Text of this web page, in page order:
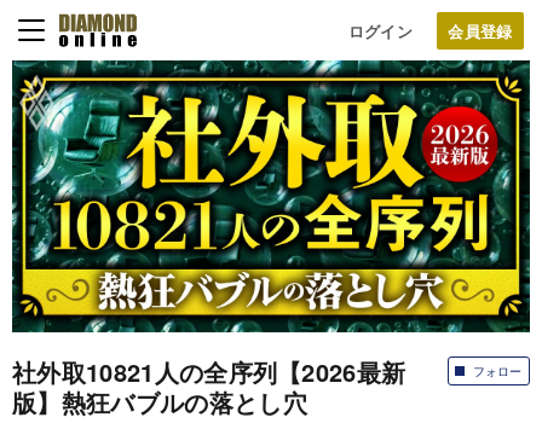
ログイン
フォロー
社外取10821人の全序列【2026最新
版】熱狂バブルの落とし穴